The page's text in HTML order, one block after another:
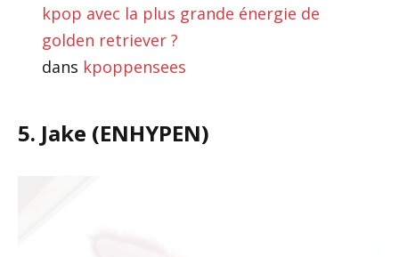
kpop avec la plus grande énergie de
golden retriever ?
dans kpoppensees
5. Jake (ENHYPEN)